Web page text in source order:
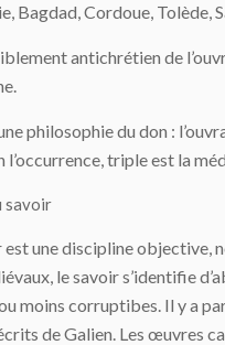
Bagdad, Cordoue, Tolède,
antichrétien de
philosophie du don :
l’occurrence, triple est la
savoir
une discipline objective,
le savoir s’identifie
moins corruptibes. Il y a
de Galien. Les œuvres